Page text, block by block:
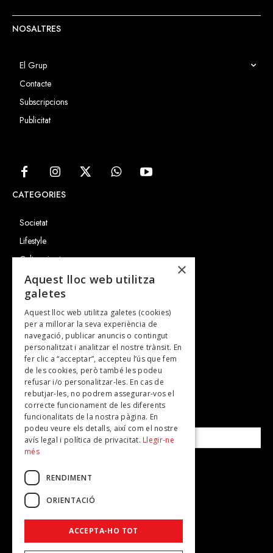
NOSALTRES
El Grup
Contacte
Subscripcions
Publicitat
CATEGORIES
Societat
Lifestyle
Cultura i art
Entrevistes
Gastronomia
TV
Plans per fer
Revistes
SUBSCRIU-TE A LA NOSTRA NEWSLETTER!
Correu electrònic*
Accepto lapolítica de privacitat
×
Aquest lloc web utilitza
galetes
Aquest lloc web utilitza galetes (cookies)
per a millorar la seva experiència de
navegació, publicar anuncis o contingut
personalitzat i analitzar el nostre trànsit. En
fer clic a “acceptar”, accepteu l’ús que fem
de les cookies, però també les podeu
refusar i/o personalitzar-les. En cas de
rebutjar-les, no podrem assegurar-vos el
correcte funcionament de les diferents
funcionalitats de la nostra pàgina. En
podeu veure els detalls, així com el nostre
avís legal i política de privacitat. Llegir-ne
més
RENDIMENT
ORIENTACIÓ
ACCEPTA-HO TOT